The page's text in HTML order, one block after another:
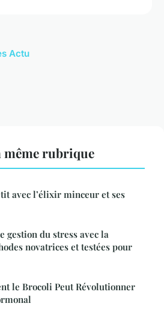
Actu
rubrique
avec l’élixir minceur et ses
gestion du stress avec la
novatrices et testées pour
le Brocoli Peut Révolutionner